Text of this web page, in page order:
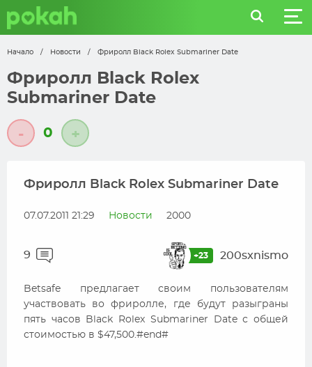
Начало / Новости / Фриролл Black Rolex Submariner Date
Фриролл Black Rolex
Submariner Date
- 0 +
Фриролл Black Rolex Submariner Date
07.07.2011 21:29 Новости 2000
9 +23 200sxnismo
Betsafe предлагает своим пользователям
участвовать во фриролле, где будут разыграны
пять часов Black Rolex Submariner Date с общей
стоимостью в $47,500.#end#